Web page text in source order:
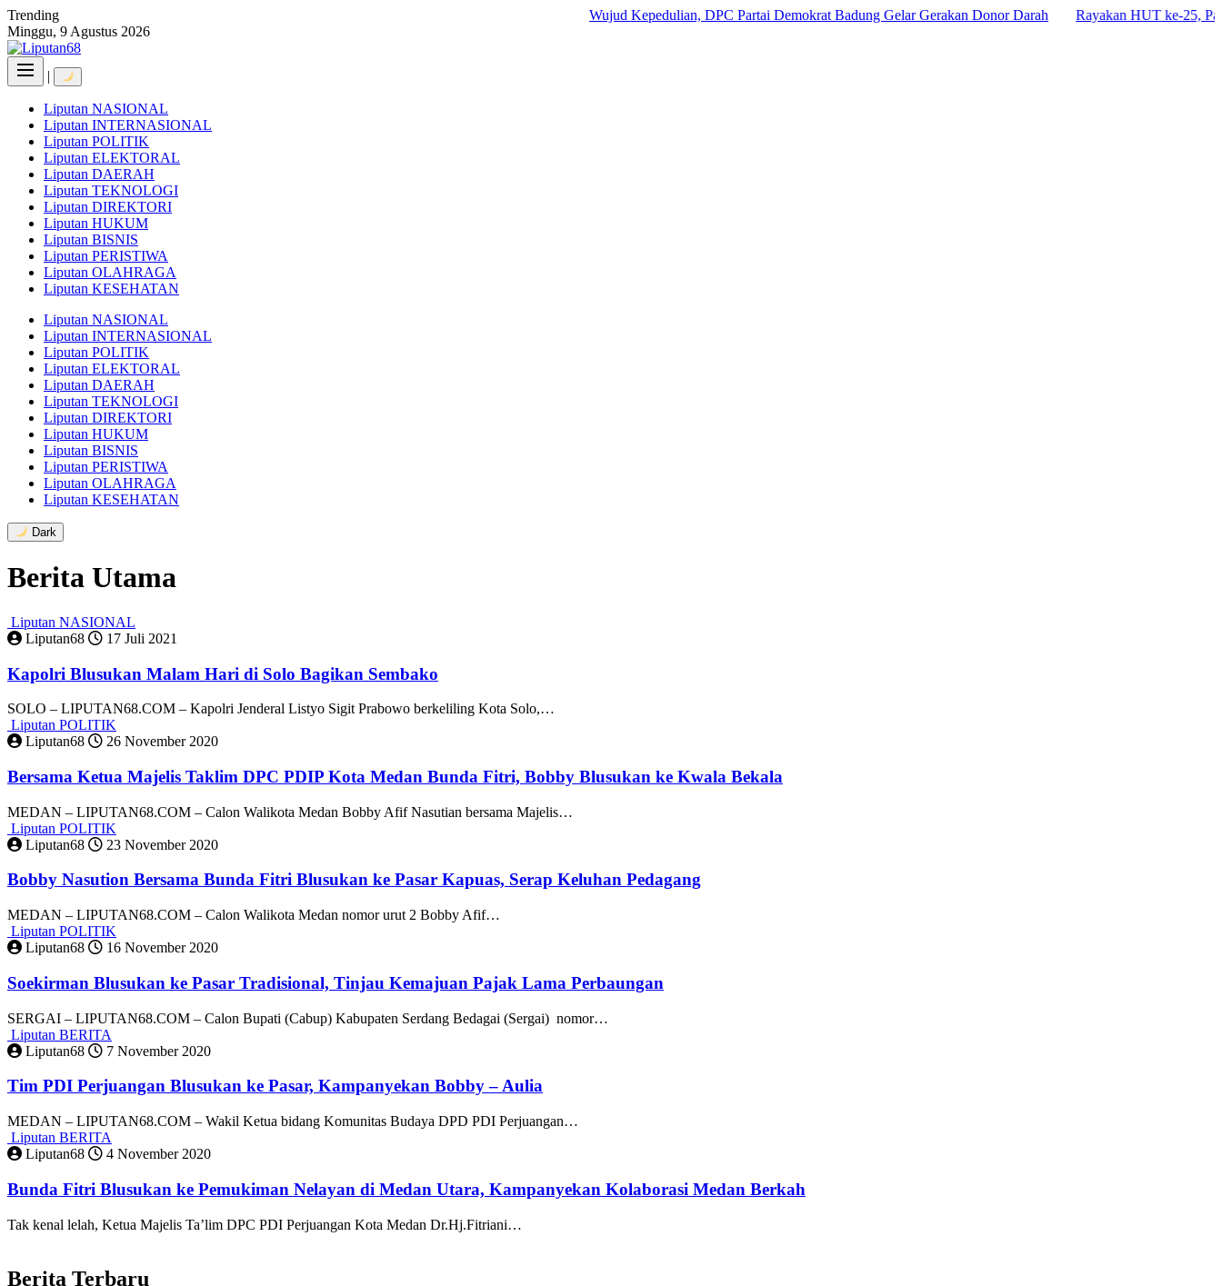
Skip
to
content
Trending Wujud Kepedulian, DPC Partai Demokrat Badung Gelar Gerakan Donor Darah
Rayakan HUT ke-25, Partai
Minggu, 9 Agustus 2026
|
Liputan NASIONAL
Liputan INTERNASIONAL
Liputan POLITIK
Liputan ELEKTORAL
Liputan DAERAH
Liputan TEKNOLOGI
Liputan DIREKTORI
Liputan HUKUM
Liputan BISNIS
Liputan PERISTIWA
Liputan OLAHRAGA
Liputan KESEHATAN
Liputan NASIONAL
Liputan INTERNASIONAL
Liputan POLITIK
Liputan ELEKTORAL
Liputan DAERAH
Liputan TEKNOLOGI
Liputan DIREKTORI
Liputan HUKUM
Liputan BISNIS
Liputan PERISTIWA
Liputan OLAHRAGA
Liputan KESEHATAN
Dark
Berita Utama
Liputan NASIONAL
Liputan68
17 Juli 2021
Kapolri Blusukan Malam Hari di Solo Bagikan Sembako
SOLO – LIPUTAN68.COM – Kapolri Jenderal Listyo Sigit Prabowo berkeliling Kota Solo,…
Liputan POLITIK
Liputan68
26 November 2020
Bersama Ketua Majelis Taklim DPC PDIP Kota Medan Bunda Fitri, Bobby Blusukan ke Kwala Bekala
MEDAN – LIPUTAN68.COM – Calon Walikota Medan Bobby Afif Nasutian bersama Majelis…
Liputan POLITIK
Liputan68
23 November 2020
Bobby Nasution Bersama Bunda Fitri Blusukan ke Pasar Kapuas, Serap Keluhan Pedagang
MEDAN – LIPUTAN68.COM – Calon Walikota Medan nomor urut 2 Bobby Afif…
Liputan POLITIK
Liputan68
16 November 2020
Soekirman Blusukan ke Pasar Tradisional, Tinjau Kemajuan Pajak Lama Perbaungan
SERGAI – LIPUTAN68.COM – Calon Bupati (Cabup) Kabupaten Serdang Bedagai (Sergai) nomor…
Liputan BERITA
Liputan68
7 November 2020
Tim PDI Perjuangan Blusukan ke Pasar, Kampanyekan Bobby – Aulia
MEDAN – LIPUTAN68.COM – Wakil Ketua bidang Komunitas Budaya DPD PDI Perjuangan…
Liputan BERITA
Liputan68
4 November 2020
Bunda Fitri Blusukan ke Pemukiman Nelayan di Medan Utara, Kampanyekan Kolaborasi Medan Berkah
Tak kenal lelah, Ketua Majelis Ta’lim DPC PDI Perjuangan Kota Medan Dr.Hj.Fitriani…
Berita Terbaru